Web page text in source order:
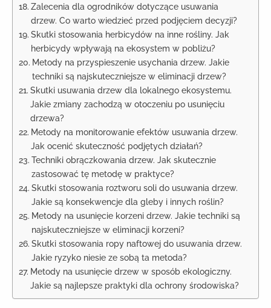
Zalecenia dla ogrodników dotyczące usuwania
drzew. Co warto wiedzieć przed podjęciem decyzji?
Skutki stosowania herbicydów na inne rośliny. Jak
herbicydy wpływają na ekosystem w pobliżu?
Metody na przyspieszenie usychania drzew. Jakie
techniki są najskuteczniejsze w eliminacji drzew?
Skutki usuwania drzew dla lokalnego ekosystemu.
Jakie zmiany zachodzą w otoczeniu po usunięciu
drzewa?
Metody na monitorowanie efektów usuwania drzew.
Jak ocenić skuteczność podjętych działań?
Techniki obrączkowania drzew. Jak skutecznie
zastosować tę metodę w praktyce?
Skutki stosowania roztworu soli do usuwania drzew.
Jakie są konsekwencje dla gleby i innych roślin?
Metody na usunięcie korzeni drzew. Jakie techniki są
najskuteczniejsze w eliminacji korzeni?
Skutki stosowania ropy naftowej do usuwania drzew.
Jakie ryzyko niesie ze sobą ta metoda?
Metody na usunięcie drzew w sposób ekologiczny.
Jakie są najlepsze praktyki dla ochrony środowiska?